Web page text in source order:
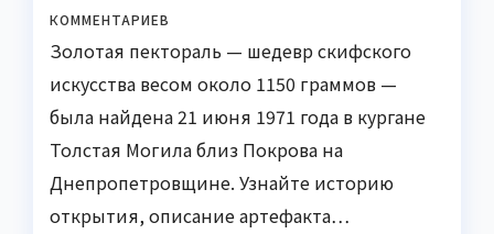
КОММЕНТАРИЕВ
Золотая пектораль — шедевр скифского
искусства весом около 1150 граммов —
была найдена 21 июня 1971 года в кургане
Толстая Могила близ Покрова на
Днепропетровщине. Узнайте историю
открытия, описание артефакта…